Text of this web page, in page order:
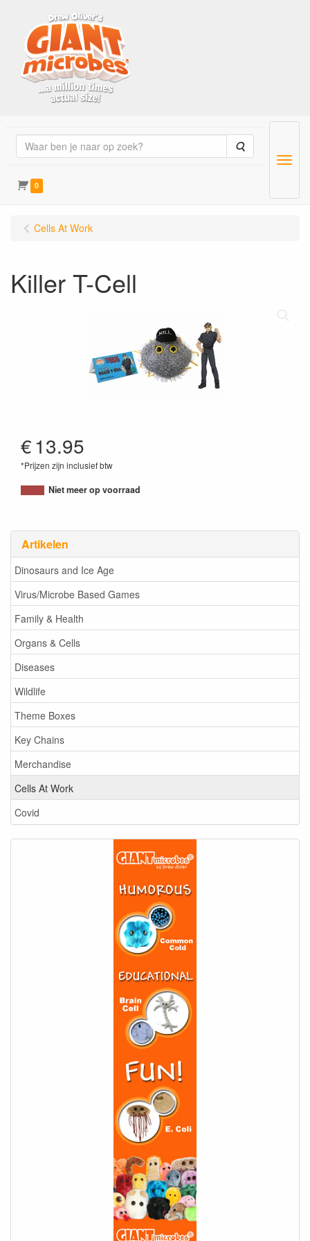
Zoeken
0
Menu
Artikelen
Dinosaurs and Ice Age
Virus/Microbe Based Games
Family & Health
Organs & Cells
Diseases
Wildlife
Theme Boxes
Key Chains
Merchandise
Cells At Work
Covid
Cells At Work
Killer T-Cell
€13.95
*Prijzen zijn inclusief btw
846869012521
Niet meer op voorraad